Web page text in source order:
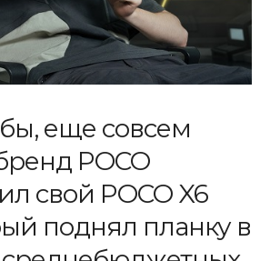
еще совсем
POCO
свой POCO X6
поднял планку в